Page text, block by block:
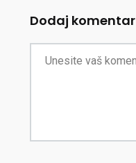
Dodaj komentar